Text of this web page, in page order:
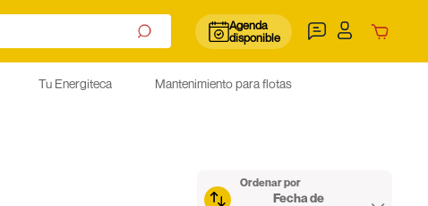
Agenda
disponible
Tu Energiteca Mantenimiento para flotas
Ordenar por
Fecha de